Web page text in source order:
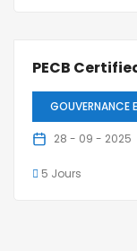
PECB
GOUVERNANCE
28 - 09 - 2025
5 Jours